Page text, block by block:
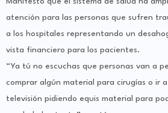
atención para las personas que sufren
a los hospitales representando un
vista financiero para los pacientes.
“Ya tú no escuchas que personas van a
comprar algún material para cirugías o ir
televisión pidiendo equis material para